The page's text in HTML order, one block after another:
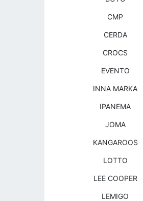
CMP
CERDA
CROCS
EVENTO
INNA MARKA
IPANEMA
JOMA
KANGAROOS
LOTTO
LEE COOPER
LEMIGO